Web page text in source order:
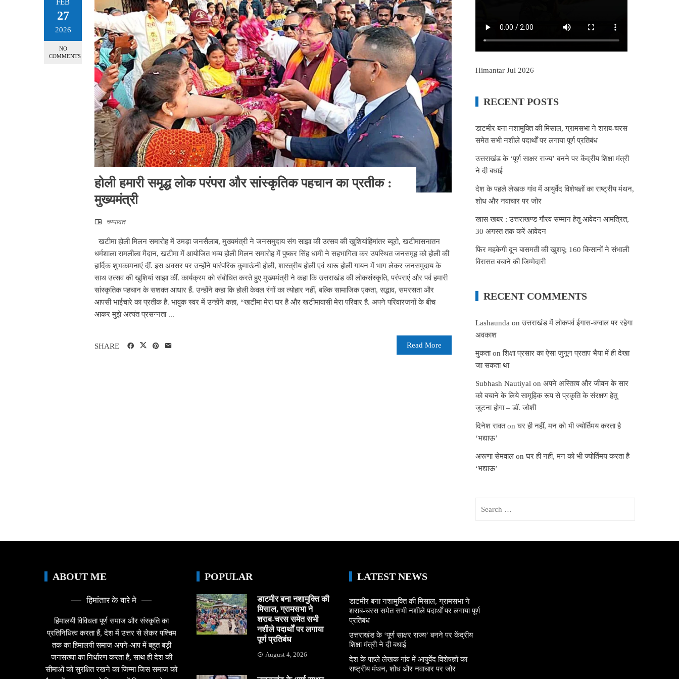
FEB
27
2026
NO
COMMENTS
होली हमारी समृद्ध लोक परंपरा और सांस्कृतिक पहचान का प्रतीक :
मुख्यमंत्री
चम्‍पावत
खटीमा होली मिलन समारोह में उमड़ा जनसैलाब, मुख्यमंत्री ने जनसमुदाय संग साझा की उत्सव की खुशियांहिमांतर ब्यूरो, खटीमासनातन
धर्मशाला रामलीला मैदान, खटीमा में आयोजित भव्य होली मिलन समारोह में पुष्कर सिंह धामी ने सहभागिता कर उपस्थित जनसमूह को होली की
हार्दिक शुभकामनाएं दीं. इस अवसर पर उन्होंने पारंपरिक कुमाऊंनी होली, शास्त्रीय होली एवं थारू होली गायन में भाग लेकर जनसमुदाय के
साथ उत्सव की खुशियां साझा कीं. कार्यक्रम को संबोधित करते हुए मुख्यमंत्री ने कहा कि उत्तराखंड की लोकसंस्कृति, परंपराएं और पर्व हमारी
सांस्कृतिक पहचान के सशक्त आधार हैं. उन्होंने कहा कि होली केवल रंगों का त्योहार नहीं, बल्कि सामाजिक एकता, सद्भाव, समरसता और
आपसी भाईचारे का प्रतीक है. भावुक स्वर में उन्होंने कहा, “खटीमा मेरा घर है और खटीमावासी मेरा परिवार है. अपने परिवारजनों के बीच
आकर मुझे अत्यंत प्रसन्नता ...
Read More
SHARE
Himantar Jul 2026
RECENT POSTS
डाटमीर बना नशामुक्ति की मिसाल, ग्रामसभा ने शराब-चरस
समेत सभी नशीले पदार्थों पर लगाया पूर्ण प्रतिबंध
उत्तराखंड के ‘पूर्ण साक्षर राज्य’ बनने पर केंद्रीय शिक्षा मंत्री
ने दी बधाई
देश के पहले लेखक गांव में आयुर्वेद विशेषज्ञों का राष्ट्रीय मंथन,
शोध और नवाचार पर जोर
खास खबर : उत्तराखण्ड गौरव सम्मान हेतु आवेदन आमंत्रित,
30 अगस्त तक करें आवेदन
फिर महकेगी दून बासमती की खुशबू: 160 किसानों ने संभाली
विरासत बचाने की जिम्मेदारी
RECENT COMMENTS
Lashaunda onउत्तराखंड में लोकपर्व ईगास-बग्वाल पर रहेगा
अवकाश
मुकताonशिक्षा प्रसार का ऐसा जुनून प्रताप भैया में ही देखा
जा सकता था
Subhash Nautiyal onअपने अस्तित्व और जीवन के सार
को बचाने के लिये सामूहिक रूप से प्रकृति के संरक्षण हेतु
जुटना होगा – डॉ. जोशी
दिनेश रावतonघर ही नहीं, मन को भी ज्योर्तिमय करता है
‘भद्याऊ’
अरूणा सेमवाल onघर ही नहीं, मन को भी ज्योर्तिमय करता है
‘भद्याऊ’
ABOUT ME
हिमांतार के बारे मे
हिमालयी विविधता पूर्ण समाज और संस्कृति का
प्रतिनिधित्व करता हैं, देश में उत्तर से लेकर पश्चिम
तक का हिमालयी समाज अपने-आप में बहुत बड़ी
जनसख्यां का निर्धारण करता हैं, साथ ही देश की
सीमाओं को सुरक्षित रखने का जिम्मा जिस समाज को
POPULAR
डाटमीर बना नशामुक्ति की
मिसाल, ग्रामसभा ने
शराब-चरस समेत सभी
नशीले पदार्थों पर लगाया
पूर्ण प्रतिबंध
August 4, 2026
LATEST NEWS
डाटमीर बना नशामुक्ति की मिसाल, ग्रामसभा ने
शराब-चरस समेत सभी नशीले पदार्थों पर लगाया पूर्ण
प्रतिबंध
उत्तराखंड के ‘पूर्ण साक्षर राज्य’ बनने पर केंद्रीय
शिक्षा मंत्री ने दी बधाई
देश के पहले लेखक गांव में आयुर्वेद विशेषज्ञों का
राष्ट्रीय मंथन, शोध और नवाचार पर जोर